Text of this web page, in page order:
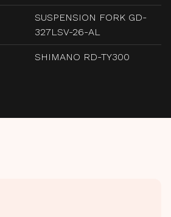
SUSPENSION FORK GD-
327LSV-26-AL
SHIMANO RD-TY300